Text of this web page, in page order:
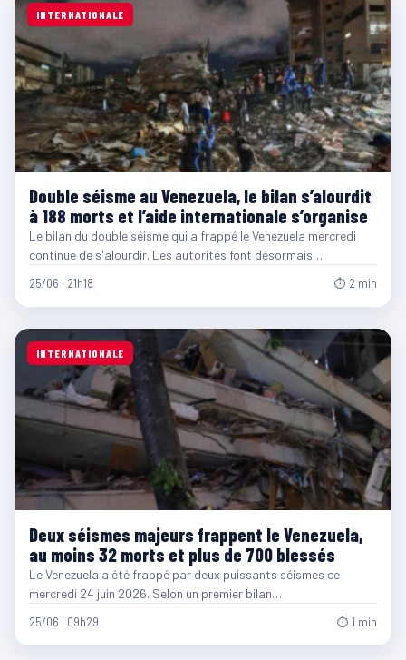
INTERNATIONALE
Double séisme au Venezuela, le bilan s’alourdit
à 188 morts et l’aide internationale s’organise
Le bilan du double séisme qui a frappé le Venezuela mercredi
continue de s'alourdir. Les autorités font désormais…
25/06 · 21h18 ⏱ 2 min
INTERNATIONALE
Deux séismes majeurs frappent le Venezuela,
au moins 32 morts et plus de 700 blessés
Le Venezuela a été frappé par deux puissants séismes ce
mercredi 24 juin 2026. Selon un premier bilan…
25/06 · 09h29 ⏱ 1 min